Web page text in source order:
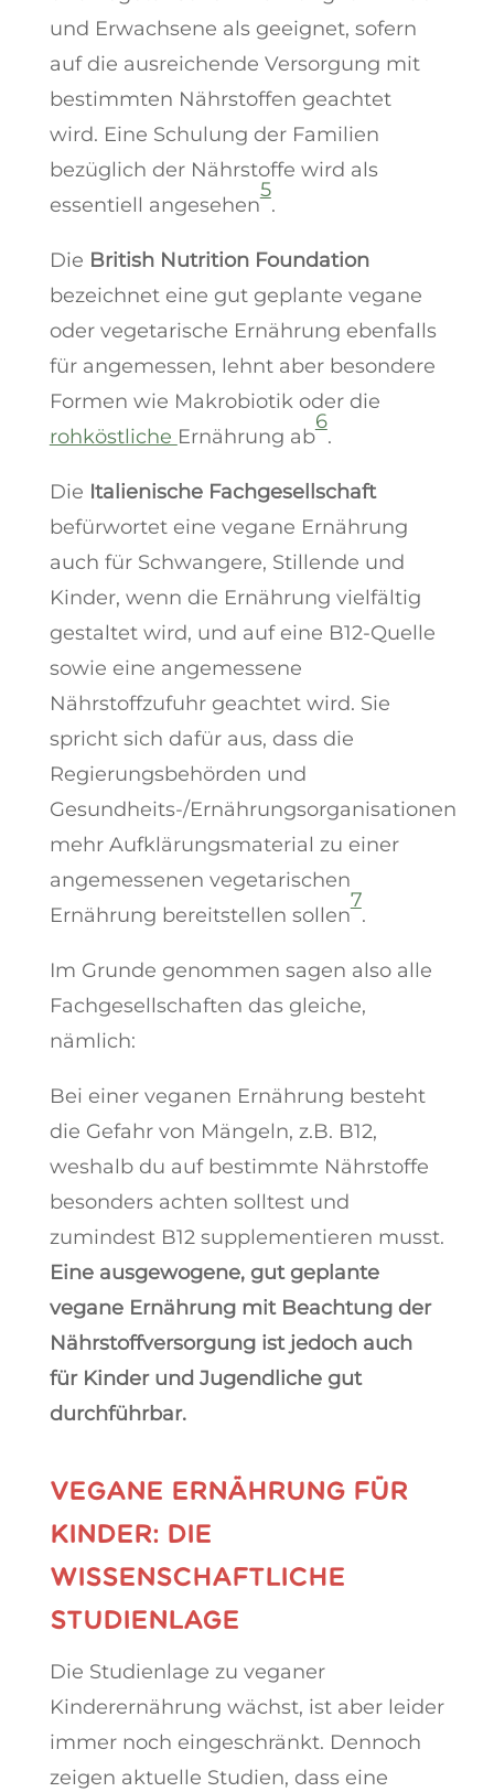
und Erwachsene als geeignet, sofern
auf die ausreichende Versorgung mit
bestimmten Nährstoffen geachtet
wird. Eine Schulung der Familien
bezüglich der Nährstoffe wird als
essentiell angesehen
5
.
Die British Nutrition Foundation
bezeichnet eine gut geplante vegane
oder vegetarische Ernährung ebenfalls
für angemessen, lehnt aber besondere
Formen wie Makrobiotik oder die
rohköstliche Ernährung ab
6
.
Die Italienische Fachgesellschaft
befürwortet eine vegane Ernährung
auch für Schwangere, Stillende und
Kinder, wenn die Ernährung vielfältig
gestaltet wird, und auf eine B12-Quelle
sowie eine angemessene
Nährstoffzufuhr geachtet wird. Sie
spricht sich dafür aus, dass die
Regierungsbehörden und
Gesundheits-/Ernährungsorganisationen
mehr Aufklärungsmaterial zu einer
angemessenen vegetarischen
Ernährung bereitstellen sollen
7
.
Im Grunde genommen sagen also alle
Fachgesellschaften das gleiche,
nämlich:
Bei einer veganen Ernährung besteht
die Gefahr von Mängeln, z.B. B12,
weshalb du auf bestimmte Nährstoffe
besonders achten solltest und
zumindest B12 supplementieren musst.
Eine ausgewogene, gut geplante
vegane Ernährung mit Beachtung der
Nährstoffversorgung ist jedoch auch
für Kinder und Jugendliche gut
durchführbar.
VEGANE ERNÄHRUNG FÜR
KINDER: DIE
WISSENSCHAFTLICHE
STUDIENLAGE
Die Studienlage zu veganer
Kinderernährung wächst, ist aber leider
immer noch eingeschränkt. Dennoch
zeigen aktuelle Studien, dass eine